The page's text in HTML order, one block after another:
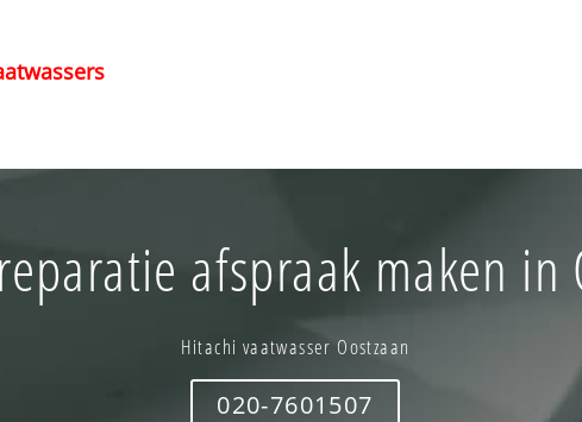
afspraak maken in
Hitachi vaatwasser Oostzaan
020-7601507